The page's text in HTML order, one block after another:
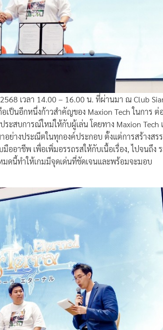
เวลา 14.00 – 16.00 น. ที่ผ่านมา ณ Club
เป็นอีกหนึ่งก้าวสำคัญของ Maxion Tech ในการ ต่
ะสบการณ์ใหม่ให้กับผู้เล่น โดยทาง Maxion Tech
ย่างประณีตในทุกองค์ประกอบ ตั้งแต่การสร้างสร
อาชีพ เพื่อเพิ่มอรรถรสให้กับเนื้อเรื่อง, ไปจนถึง
มดนี้ทำให้เกมมีจุดเด่นที่ชัดเจนและพร้อมจะมอบ